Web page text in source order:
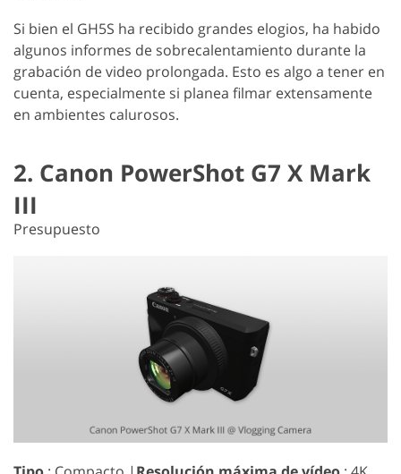
Si bien el GH5S ha recibido grandes elogios, ha habido
algunos informes de sobrecalentamiento durante la
grabación de video prolongada. Esto es algo a tener en
cuenta, especialmente si planea filmar extensamente
en ambientes calurosos.
2. Canon PowerShot G7 X Mark
III
Presupuesto